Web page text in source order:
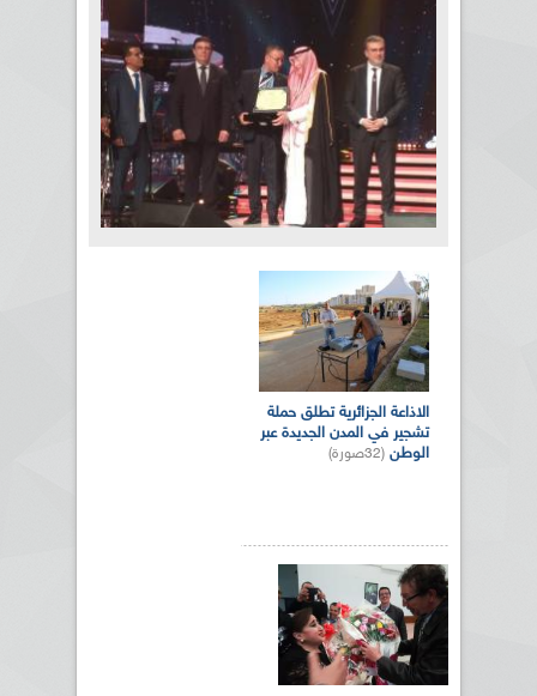
العربي للإذاعة والتلفزيون بتونس
المزيد من الصور
الاذاعة الجزائرية تطلق حملة
تشجير في المدن الجديدة عبر
الوطن (32صورة)
الصفحات